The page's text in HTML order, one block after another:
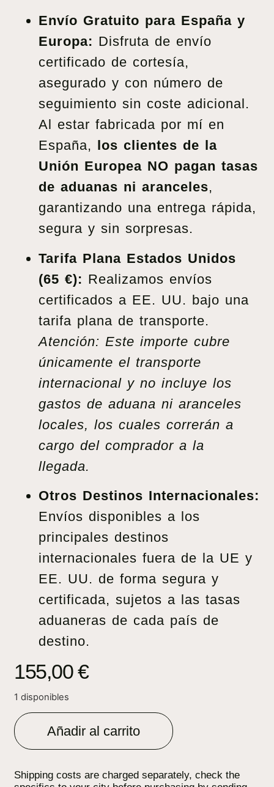
Envío Gratuito para España y
Europa: Disfruta de envío
certificado de cortesía,
asegurado y con número de
seguimiento sin coste adicional.
Al estar fabricada por mí en
España,
los clientes de la
Unión Europea NO pagan tasas
de aduanas ni aranceles,
garantizando una entrega rápida,
segura y sin sorpresas.
Tarifa Plana Estados Unidos
(65 €): Realizamos envíos
certificados a EE. UU. bajo una
tarifa plana de transporte.
Atención: Este importe cubre
únicamente el transporte
internacional y no incluye los
gastos de aduana ni aranceles
locales, los cuales correrán a
cargo del comprador a la
llegada.
Otros Destinos Internacionales:
Envíos disponibles a los
principales destinos
internacionales fuera de la UE y
EE. UU. de forma segura y
certificada, sujetos a las tasas
aduaneras de cada país de
destino.
155,00€
1 disponibles
Añadir al carrito
Shipping costs are charged separately, check the